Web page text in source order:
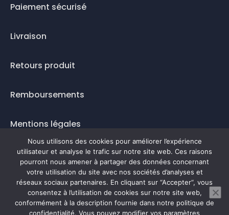
Paiement sécurisé
Livraison
Retours produit
Remboursements
Mentions légales
Questions fréquentes
Mode de paiement
Nous utilisons des cookies pour améliorer l’expérience
utilisateur et analyse le trafic sur notre site web. Ces raisons
pourront nous amener à partager des données concernant
votre utilisation du site avec nos sociétés d’analyses et
réseaux sociaux partenaires. En cliquant sur “Accepter“, vous
consentez à l’utilisation de cookies sur notre site web,
conformément à la description fournie dans notre politique de
confidentialité. Vous pouvez modifier vos paramètres